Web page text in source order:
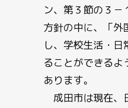
ン、第３節の３－
方針の中に、「外
し、学校生活・
ることができるよ
あります。
成田市は現在、